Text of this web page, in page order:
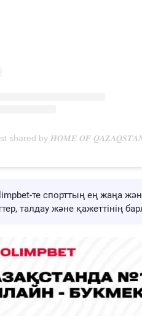
shared by 𝑯𝑶𝑴𝑬 𝑶𝑭
те спорттың ең жаңа
талдау және қажеттінің